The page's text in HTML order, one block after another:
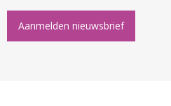
Aanmelden nieuwsbrief